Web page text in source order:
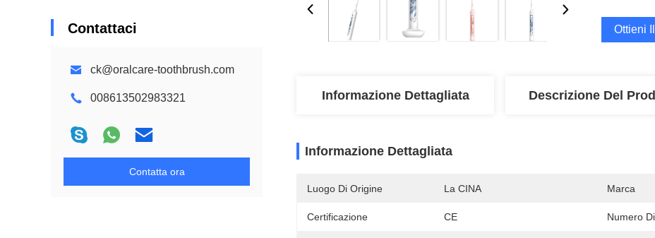
Contattaci
ck@oralcare-toothbrush.com
008613502983321
Contatta ora
Ottieni
Informazione Dettagliata Descrizione Del
Informazione Dettagliata
Luogo Di Origine La CINA Marca
Certificazione CE Numero